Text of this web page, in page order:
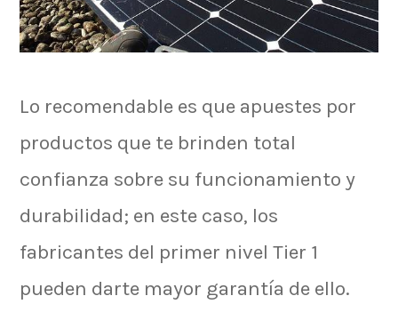
Lo recomendable es que apuestes por
productos que te brinden total
confianza sobre su funcionamiento y
durabilidad; en este caso, los
fabricantes del primer nivel Tier 1
pueden darte mayor garantía de ello.